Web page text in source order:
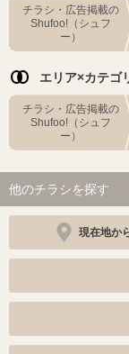
チラシ・広告掲載の
Shufoo!（シュフ
ー）
エリア×カテゴ
チラシ・広告掲載の
Shufoo!（シュフ
ー）
他のチラシを探す
現在地か